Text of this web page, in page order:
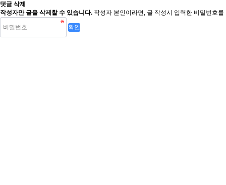
댓글 삭제
작성자만 글을 삭제할 수 있습니다. 작성자 본인이라면, 글 작성시 입력한 비밀번호